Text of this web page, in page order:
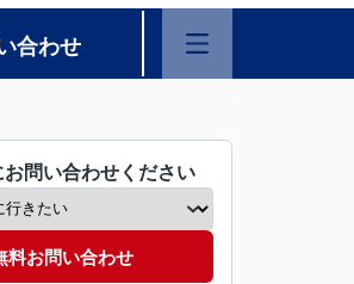
合わせ
お問い合わせください
料お問い合わせ